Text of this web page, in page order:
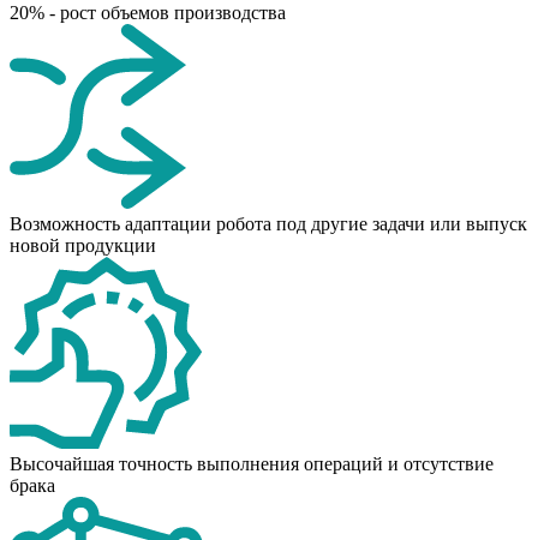
20% - рост объемов производства
Возможность адаптации робота под другие задачи или выпуск
новой продукции
Высочайшая точность выполнения операций и отсутствие
брака